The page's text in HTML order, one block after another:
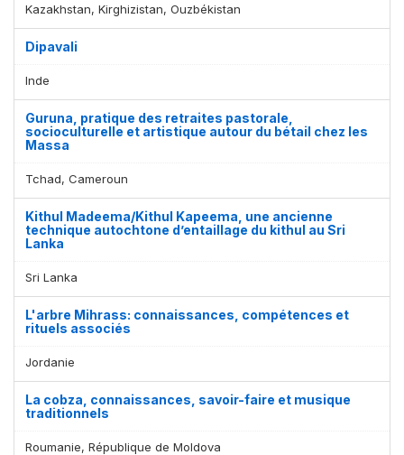
Kazakhstan, Kirghizistan, Ouzbékistan
Dipavali
Inde
Guruna, pratique des retraites pastorale,
socioculturelle et artistique autour du bétail chez les
Massa
Tchad, Cameroun
Kithul Madeema/Kithul Kapeema, une ancienne
technique autochtone d’entaillage du kithul au Sri
Lanka
Sri Lanka
L'arbre Mihrass: connaissances, compétences et
rituels associés
Jordanie
La cobza, connaissances, savoir-faire et musique
traditionnels
Roumanie, République de Moldova